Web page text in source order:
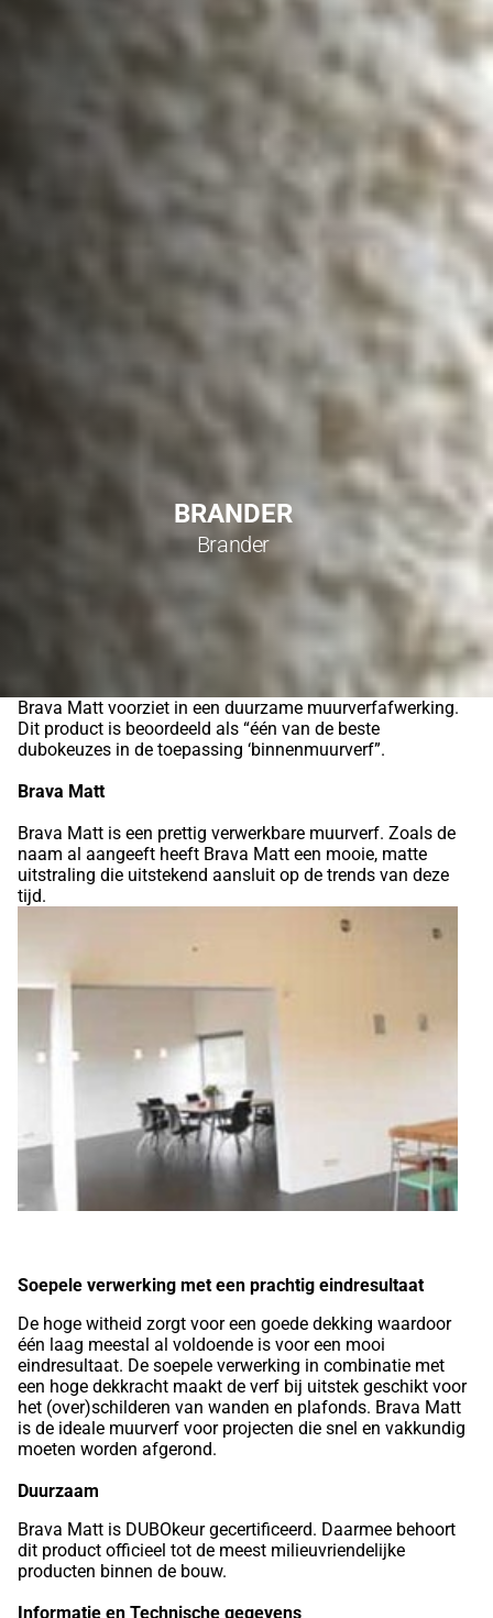
BRANDER
Brander
Brava Matt voorziet in een duurzame muurverfafwerking.
Dit product is beoordeeld als “één van de beste
dubokeuzes in de toepassing ‘binnenmuurverf”.
Brava Matt
Brava Matt is een prettig verwerkbare muurverf. Zoals de
naam al aangeeft heeft Brava Matt een mooie, matte
uitstraling die uitstekend aansluit op de trends van deze
tijd.
Soepele verwerking met een prachtig eindresultaat
De hoge witheid zorgt voor een goede dekking waardoor
één laag meestal al voldoende is voor een mooi
eindresultaat. De soepele verwerking in combinatie met
een hoge dekkracht maakt de verf bij uitstek geschikt voor
het (over)schilderen van wanden en plafonds. Brava Matt
is de ideale muurverf voor projecten die snel en vakkundig
moeten worden afgerond.
Duurzaam
Brava Matt is DUBOkeur gecertificeerd. Daarmee behoort
dit product officieel tot de meest milieuvriendelijke
producten binnen de bouw.
Informatie en Technische gegevens